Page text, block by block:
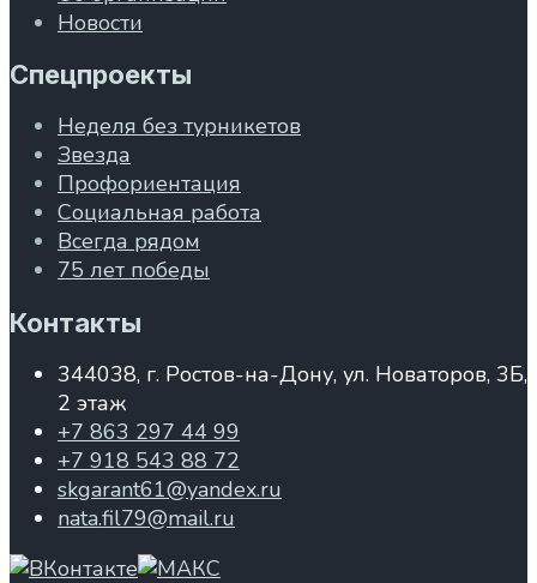
Новости
Спецпроекты
Неделя без турникетов
Звезда
Профориентация
Социальная работа
Всегда рядом
75 лет победы
Контакты
344038, г. Ростов-на-Дону, ул. Новаторов, 3Б,
2 этаж
+7 863 297 44 99
+7 918 543 88 72
skgarant61@yandex.ru
nata.fil79@mail.ru